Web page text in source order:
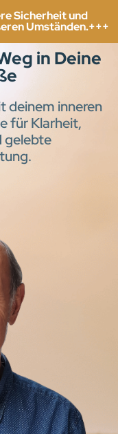
Sicherheit und
Umständen.+++
in Deine
deinem inneren
für Klarheit,
gelebte